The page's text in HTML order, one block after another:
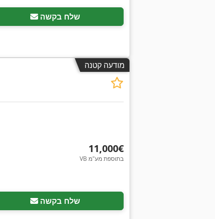
שלח בקשה
מודעה קטנה
‏11,000 ‏€
VB בתוספת מע"מ
שלח בקשה